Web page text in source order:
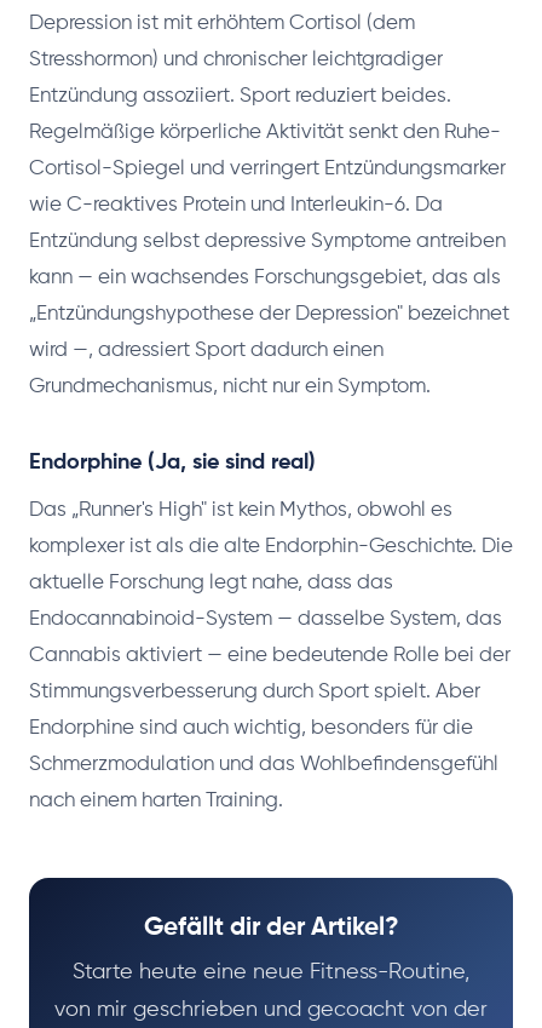
Depression ist mit erhöhtem Cortisol (dem
Stresshormon) und chronischer leichtgradiger
Entzündung assoziiert. Sport reduziert beides.
Regelmäßige körperliche Aktivität senkt den Ruhe-
Cortisol-Spiegel und verringert Entzündungsmarker
wie C-reaktives Protein und Interleukin-6. Da
Entzündung selbst depressive Symptome antreiben
kann — ein wachsendes Forschungsgebiet, das als
„Entzündungshypothese der Depression" bezeichnet
wird —, adressiert Sport dadurch einen
Grundmechanismus, nicht nur ein Symptom.
Endorphine (Ja, sie sind real)
Das „Runner's High" ist kein Mythos, obwohl es
komplexer ist als die alte Endorphin-Geschichte. Die
aktuelle Forschung legt nahe, dass das
Endocannabinoid-System — dasselbe System, das
Cannabis aktiviert — eine bedeutende Rolle bei der
Stimmungsverbesserung durch Sport spielt. Aber
Endorphine sind auch wichtig, besonders für die
Schmerzmodulation und das Wohlbefindensgefühl
nach einem harten Training.
Gefällt dir der Artikel?
Starte heute eine neue Fitness-Routine,
von mir geschrieben und gecoacht von der